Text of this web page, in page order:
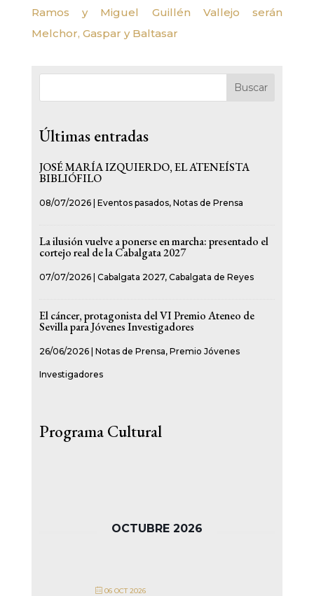
Ramos y Miguel Guillén Vallejo serán
Melchor, Gaspar y Baltasar
Buscar
Últimas entradas
JOSÉ MARÍA IZQUIERDO, EL ATENEÍSTA
BIBLIÓFILO
08/07/2026| Eventos pasados, Notas de Prensa
La ilusión vuelve a ponerse en marcha: presentado el
cortejo real de la Cabalgata 2027
07/07/2026| Cabalgata 2027, Cabalgata de Reyes
El cáncer, protagonista del VI Premio Ateneo de
Sevilla para Jóvenes Investigadores
26/06/2026| Notas de Prensa, Premio Jóvenes
Investigadores
Programa Cultural
OCTUBRE 2026
06 OCT 2026